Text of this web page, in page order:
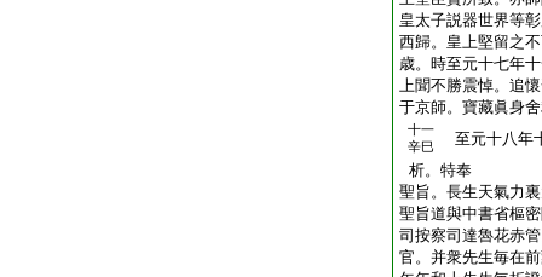
皇太子説器世界等
西歸。皇上堅留之
歳。時至元十七年
上聞不勝震悼。追
于京師。寶藏眞身
十一
辛巳
至元十八年
析。特奉
聖旨。長生天氣力
聖旨道與中書省樞
司按察司達魯花赤
官。并衆先生毎在